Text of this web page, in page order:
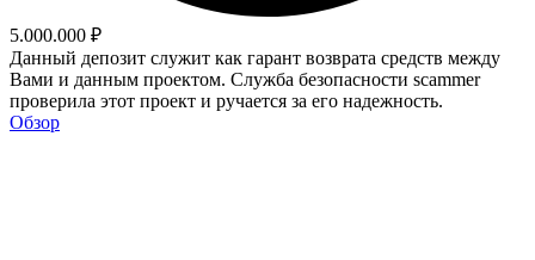
5.000.000 ₽
Данный депозит служит как гарант возврата средств между
Вами и данным проектом. Служба безопасности scammer
проверила этот проект и ручается за его надежность.
Обзор